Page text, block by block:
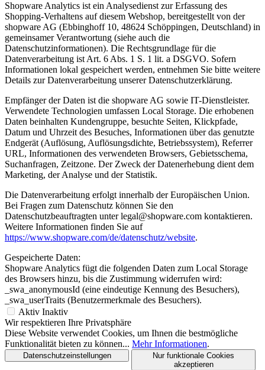
Shopware Analytics ist ein Analysedienst zur Erfassung des
Shopping-Verhaltens auf diesem Webshop, bereitgestellt von der
shopware AG (Ebbinghoff 10, 48624 Schöppingen, Deutschland) in
gemeinsamer Verantwortung (siehe auch die
Datenschutzinformationen). Die Rechtsgrundlage für die
Datenverarbeitung ist Art. 6 Abs. 1 S. 1 lit. a DSGVO. Sofern
Informationen lokal gespeichert werden, entnehmen Sie bitte weitere
Details zur Datenverarbeitung unserer Datenschutzerklärung.
Empfänger der Daten ist die shopware AG sowie IT-Dienstleister.
Verwendete Technologien umfassen Local Storage. Die erhobenen
Daten beinhalten Kundengruppe, besuchte Seiten, Klickpfade,
Datum und Uhrzeit des Besuches, Informationen über das genutzte
Endgerät (Auflösung, Auflösungsdichte, Betriebssystem), Referrer
URL, Informationen des verwendeten Browsers, Gebietsschema,
Suchanfragen, Zeitzone. Der Zweck der Datenerhebung dient dem
Marketing, der Analyse und der Statistik.
Die Datenverarbeitung erfolgt innerhalb der Europäischen Union.
Bei Fragen zum Datenschutz können Sie den
Datenschutzbeauftragten unter legal@shopware.com kontaktieren.
Weitere Informationen finden Sie auf
https://www.shopware.com/de/datenschutz/website.
Gespeicherte Daten:
Shopware Analytics fügt die folgenden Daten zum Local Storage
des Browsers hinzu, bis die Zustimmung widerrufen wird:
_swa_anonymousId (eine eindeutige Kennung des Besuchers),
_swa_userTraits (Benutzermerkmale des Besuchers).
Aktiv Inaktiv
Wir respektieren Ihre Privatsphäre
Diese Website verwendet Cookies, um Ihnen die bestmögliche
Funktionalität bieten zu können... Mehr Informationen.
Datenschutzeinstellungen
Nur funktionale Cookies
akzeptieren